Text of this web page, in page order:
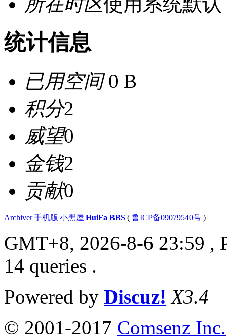
统计信息
已用空间0 B
积分2
威望0
金钱2
贡献0
Archiver|手机版|小黑屋|HuiFa BBS ( 鲁ICP备09079540号 )
GMT+8, 2026-8-6 23:59 ,
14 queries .
Powered by Discuz! X3.4
© 2001-2017 Comsenz Inc.